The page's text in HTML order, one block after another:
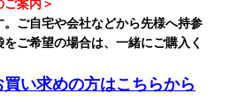
ご案内＞
ご自宅や会社などから先様へ持参
ご希望の場合は、一緒にご購入く
い求めの方はこちらから